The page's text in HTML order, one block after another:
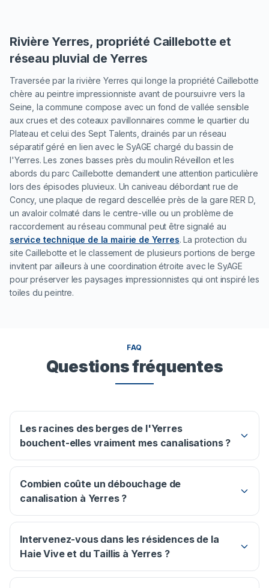
Rivière Yerres, propriété Caillebotte et
réseau pluvial de Yerres
Traversée par la rivière Yerres qui longe la propriété Caillebotte
chère au peintre impressionniste avant de poursuivre vers la
Seine, la commune compose avec un fond de vallée sensible
aux crues et des coteaux pavillonnaires comme le quartier du
Plateau et celui des Sept Talents, drainés par un réseau
séparatif géré en lien avec le SyAGE chargé du bassin de
l'Yerres. Les zones basses près du moulin Réveillon et les
abords du parc Caillebotte demandent une attention particulière
lors des épisodes pluvieux. Un caniveau débordant rue de
Concy, une plaque de regard descellée près de la gare RER D,
un avaloir colmaté dans le centre-ville ou un problème de
raccordement au réseau communal peut être signalé au
service technique de la mairie de Yerres. La protection du
site Caillebotte et le classement de plusieurs portions de berge
invitent par ailleurs à une coordination étroite avec le SyAGE
pour préserver les paysages impressionnistes qui ont inspiré les
toiles du peintre.
FAQ
Questions fréquentes
Les racines des berges de l'Yerres
bouchent-elles vraiment mes canalisations ?
Combien coûte un débouchage de
canalisation à Yerres ?
Intervenez-vous dans les résidences de la
Haie Vive et du Taillis à Yerres ?